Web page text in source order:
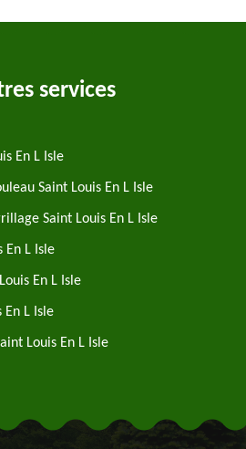
services
En L Isle
Saint Louis En L Isle
Saint Louis En L Isle
En L Isle
En L Isle
En L Isle
Louis En L Isle